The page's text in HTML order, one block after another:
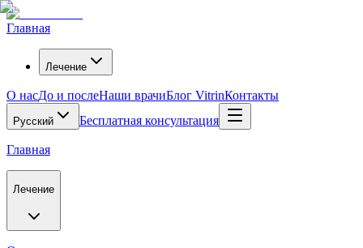
Главная
Лечение
О насДо и послеНаши врачиБлог VitrinКонтакты
Русский Бесплатная консультация
Главная
Лечение